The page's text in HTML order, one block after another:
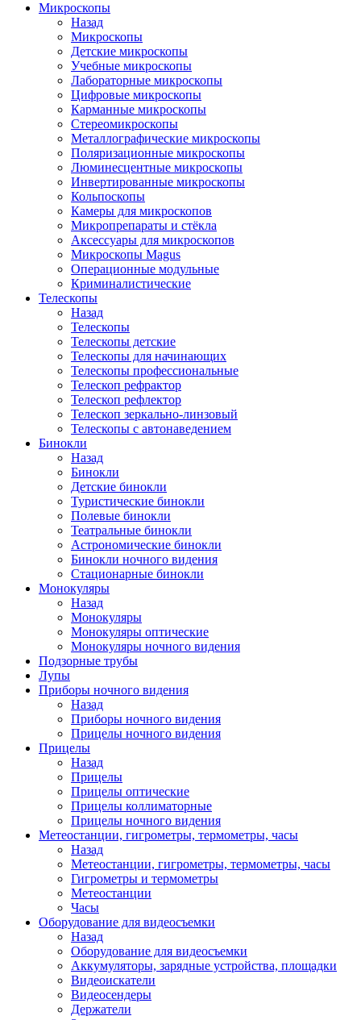
Микроскопы
Назад
Микроскопы
Детские микроскопы
Учебные микроскопы
Лабораторные микроскопы
Цифровые микроскопы
Карманные микроскопы
Стереомикроскопы
Металлографические микроскопы
Поляризационные микроскопы
Люминесцентные микроскопы
Инвертированные микроскопы
Кольпоскопы
Камеры для микроскопов
Микропрепараты и стёкла
Аксессуары для микроскопов
Микроскопы Magus
Операционные модульные
Криминалистические
Телескопы
Назад
Телескопы
Телескопы детские
Телескопы для начинающих
Телескопы профессиональные
Телескоп рефрактор
Телескоп рефлектор
Телескоп зеркально-линзовый
Телескопы с автонаведением
Бинокли
Назад
Бинокли
Детские бинокли
Туристические бинокли
Полевые бинокли
Театральные бинокли
Астрономические бинокли
Бинокли ночного видения
Стационарные бинокли
Монокуляры
Назад
Монокуляры
Монокуляры оптические
Монокуляры ночного видения
Подзорные трубы
Лупы
Приборы ночного видения
Назад
Приборы ночного видения
Прицелы ночного видения
Прицелы
Назад
Прицелы
Прицелы оптические
Прицелы коллиматорные
Прицелы ночного видения
Метеостанции, гигрометры, термометры, часы
Назад
Метеостанции, гигрометры, термометры, часы
Гигрометры и термометры
Метеостанции
Часы
Оборудование для видеосъемки
Назад
Оборудование для видеосъемки
Аккумуляторы, зарядные устройства, площадки
Видеоискатели
Видеосендеры
Держатели